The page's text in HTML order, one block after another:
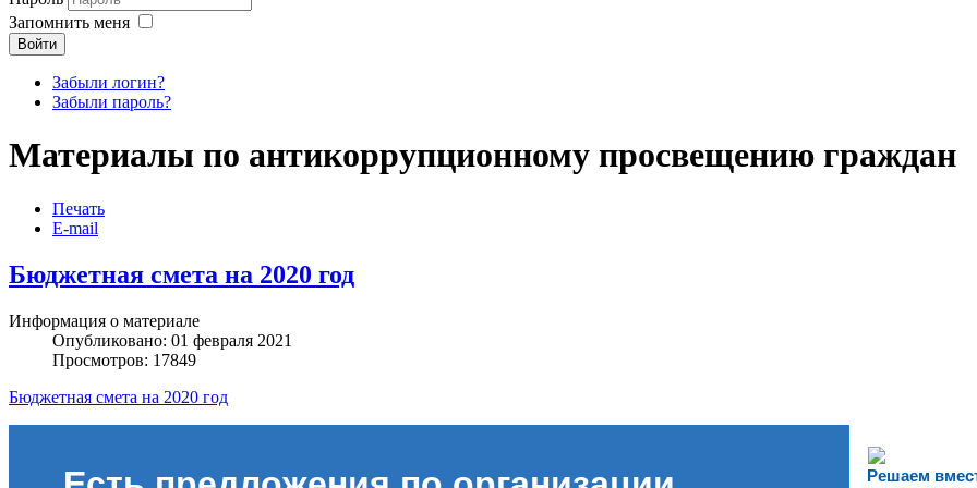
Запомнить меня
Войти
Забыли логин?
Забыли пароль?
nachodki.ruинтернет-магазин
Материалы по антикоррупционному просвещению граждан
Печать
E-mail
Бюджетная смета на 2020 год
Информация о материале
Опубликовано: 01 февраля 2021
Просмотров: 17849
Бюджетная смета на 2020 год
Решаем